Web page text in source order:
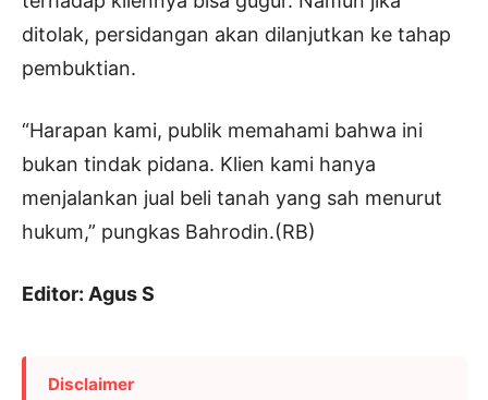
ditolak, persidangan akan dilanjutkan ke tahap
pembuktian.
“Harapan kami, publik memahami bahwa ini
bukan tindak pidana. Klien kami hanya
menjalankan jual beli tanah yang sah menurut
hukum,” pungkas Bahrodin.(RB)
Editor: Agus S
Disclaimer